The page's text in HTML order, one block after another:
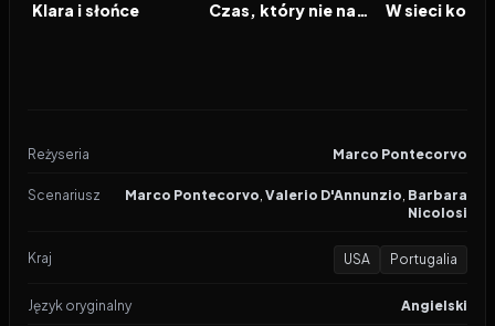
FILM
Klara i słońce FILM Czas, który nie nadszedł FILM
Reżyseria Marco Pontecorvo
Scenariusz Marco Pontecorvo, Valerio D'Annunzio, Barbara
Nicolosi
Kraj USA Portugalia
Język oryginalny Angielski